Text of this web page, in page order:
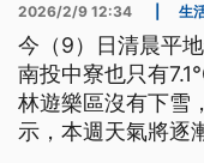
2026/2/9 12:34 生
今（9）日清晨平
南投中寮也只有
林遊樂區沒有下雪
示，本週天氣將逐